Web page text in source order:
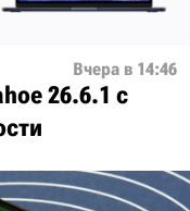
Вчера в 14:46
26.6.1 с